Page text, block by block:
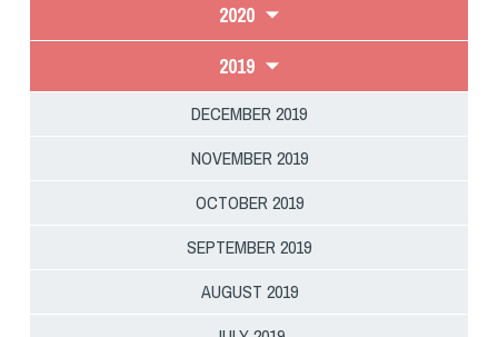
2020
2019
DECEMBER 2019
NOVEMBER 2019
OCTOBER 2019
SEPTEMBER 2019
AUGUST 2019